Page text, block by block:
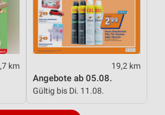
km 19,2 km
Angebote ab 05.08.
Gültig bis Di. 11.08.